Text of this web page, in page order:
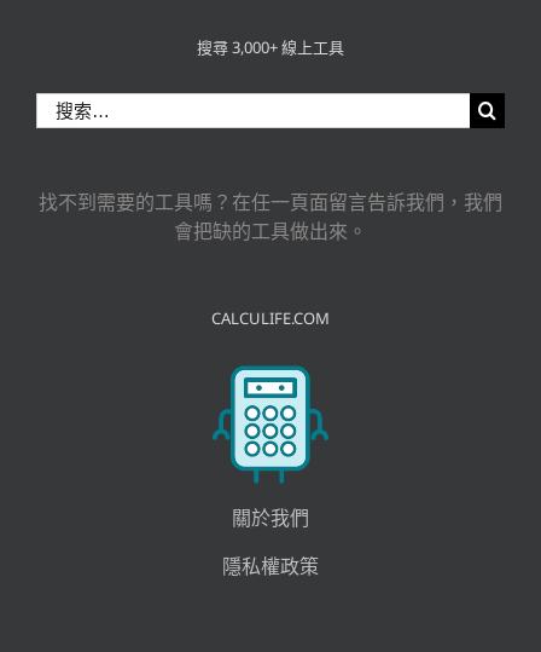
搜尋 3,000+ 線上工具
索
果：
找不到需要的工具嗎？在任一頁面留言告訴我們，我們
會把缺的工具做出來。
CALCULIFE.COM
關於我們
隱私權政策